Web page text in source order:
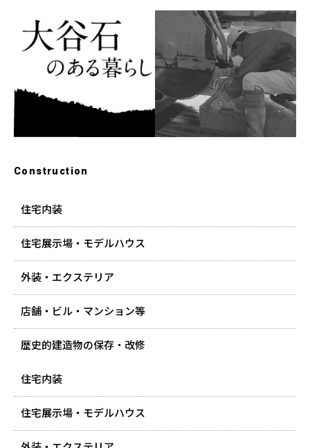
Construction
住宅内装
住宅展示場・モデルハウス
外装・エクステリア
店舗・ビル・マンション等
歴史的建造物の保存・改修
住宅内装
住宅展示場・モデルハウス